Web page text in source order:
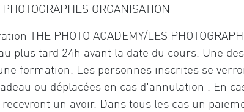
ORGANISATION
THE PHOTO ACADEMY/LES
plus tard 24h avant la date du cours. Une
formation. Les personnes inscrites se
ou déplacées en cas d'annulation . En
un avoir. Dans tous les cas un